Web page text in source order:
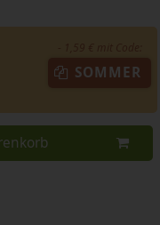
SOMMER